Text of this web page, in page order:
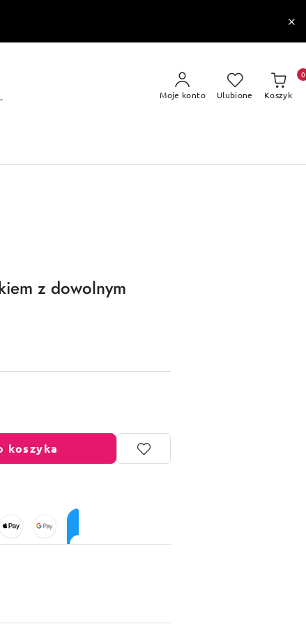
Moje konto Ulubione Koszyk
0
z dowolnym
koszyka